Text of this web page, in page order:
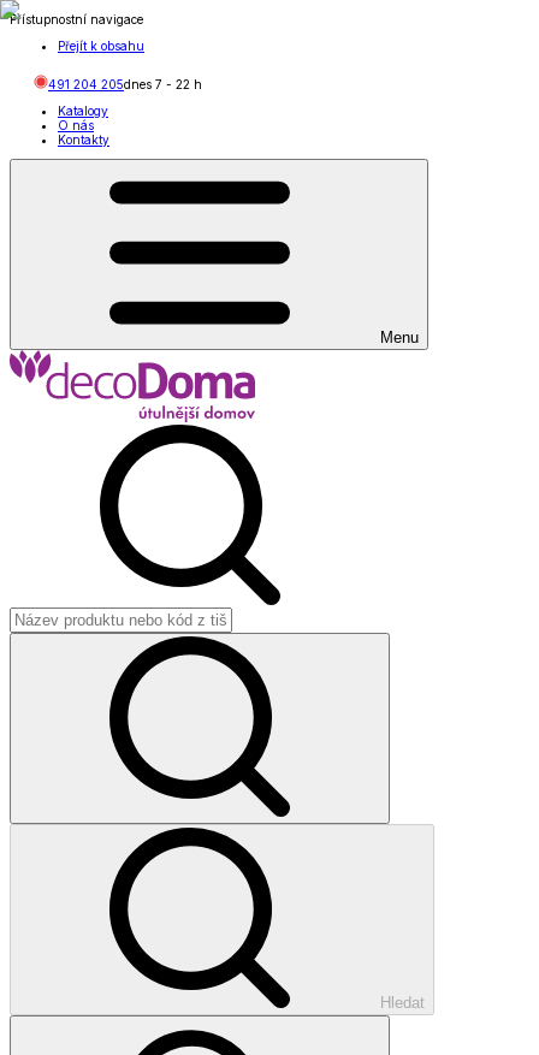
Přístupnostní navigace
Přejít k obsahu
491 204 205dnes 7 - 22 h
Katalogy
O nás
Kontakty
Menu
Hledat